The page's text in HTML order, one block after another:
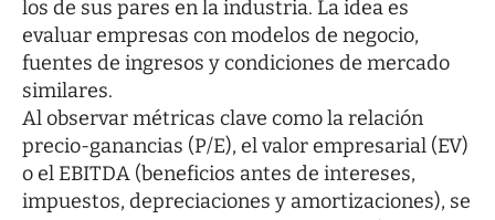
los de sus pares en la industria. La idea es
evaluar empresas con modelos de negocio,
fuentes de ingresos y condiciones de mercado
similares.
Al observar métricas clave como la relación
precio-ganancias (P/E), el valor empresarial (EV)
o el EBITDA (beneficios antes de intereses,
impuestos, depreciaciones y amortizaciones), se